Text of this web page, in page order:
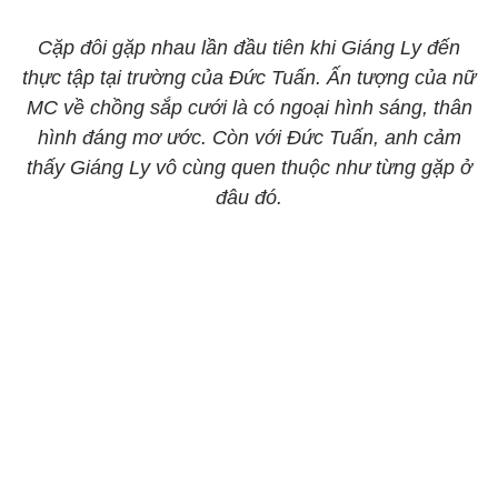
Cặp đôi gặp nhau lần đầu tiên khi Giáng Ly đến
thực tập tại trường của Đức Tuấn. Ấn tượng của nữ
MC về chồng sắp cưới là có ngoại hình sáng, thân
hình đáng mơ ước. Còn với Đức Tuấn, anh cảm
thấy Giáng Ly vô cùng quen thuộc như từng gặp ở
đâu đó.